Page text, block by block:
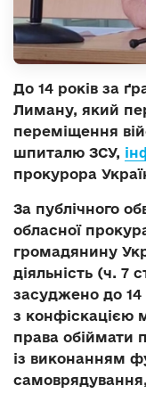
До 14 років за
Лиману, який
переміщення
шпиталю ЗСУ,
прокурора
За публічного
обласної
громадянину
діяльність (ч. 7
засуджено до 14
з конфіскацією
права обіймати
із виконанням